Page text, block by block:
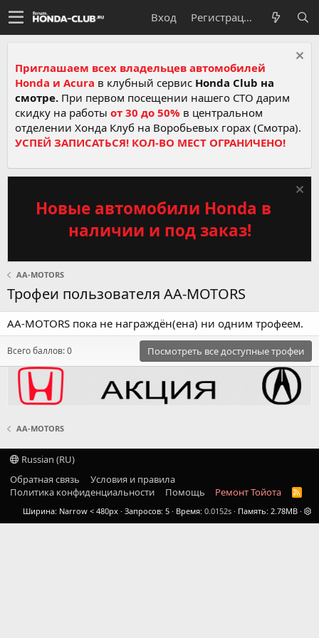
Вход Регистрация
Приглашаем всех владельцев автомобилей
Honda и Acura в клубный сервис Honda Club на
смотре. При первом посещении нашего СТО дарим
скидку на работы от 30 до 50% в центральном
отделении Хонда Клуб на Воробьевых горах (Смотра).
УСПЕЙ ЗАПИСАТЬСЯ! КОЛ-ВО МЕСТ ОГРАНИЧЕНО!
Новые автомобили Honda в
наличии и под заказ!
AA-MOTORS
Трофеи пользователя AA-MOTORS
AA-MOTORS пока не награждён(ена) ни одним трофеем.
Всего баллов: 0 Посмотреть все доступные трофеи
AA-MOTORS
Russian (RU)
Обратная связь
Условия и правила
Политика конфиденциальности
Помощь Ремонт Тойота
R
S
S
Ширина Запросов 5 Время 0.0152s Память 2.78MB